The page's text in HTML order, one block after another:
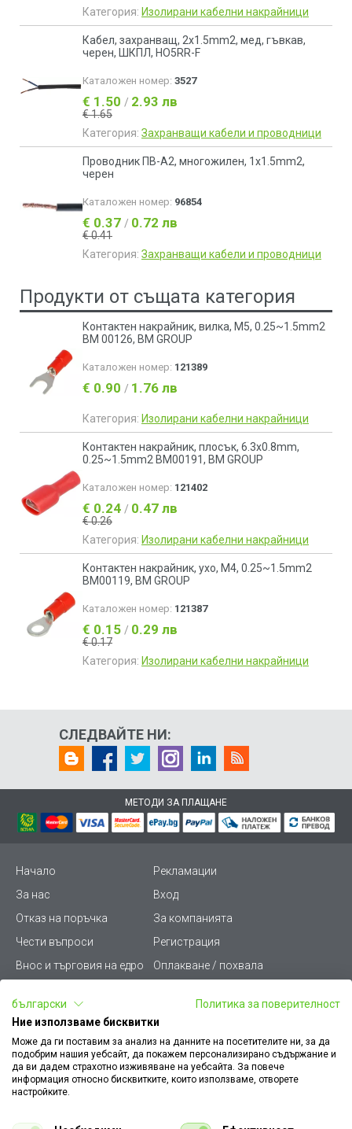
Категория: Изолирани кабелни накрайници
Кабел, захранващ, 2х1.5mm2, мед, гъвкав,
черен, ШКПЛ, HO5RR-F
Каталожен номер: 3527
€ 1.50 / 2.93 лв
€ 1.65
Категория: Захранващи кабели и проводници
Проводник ПВ-А2, многожилен, 1x1.5mm2,
черен
Каталожен номер: 96854
€ 0.37 / 0.72 лв
€ 0.41
Категория: Захранващи кабели и проводници
Продукти от същата категория
Контактен накрайник, вилка, M5, 0.25~1.5mm2
BM 00126, BM GROUP
Каталожен номер: 121389
€ 0.90 / 1.76 лв
Категория: Изолирани кабелни накрайници
Контактен накрайник, плосък, 6.3x0.8mm,
0.25~1.5mm2 BM00191, BM GROUP
Каталожен номер: 121402
€ 0.24 / 0.47 лв
€ 0.26
Категория: Изолирани кабелни накрайници
Контактен накрайник, ухо, M4, 0.25~1.5mm2
BM00119, BM GROUP
Каталожен номер: 121387
€ 0.15 / 0.29 лв
€ 0.17
Категория: Изолирани кабелни накрайници
СЛЕДВАЙТЕ НИ:
МЕТОДИ ЗА ПЛАЩАНЕ
Начало
Рекламации
За нас
Вход
Отказ на поръчка
За компанията
Чести въпроси
Регистрация
Внос и търговия на едро
Оплакване / похвала
Условия за ползване
Стани дистрибутор
Карта на сайта
Кариери
Как да намеря документ
към поръчка
Платформа за AРС
български
Политика за поверителност
Ние използваме бисквитки
Може да ги поставим за анализ на данните на посетителите ни, за да
подобрим нашия уебсайт, да покажем персонализирано съдържание и
да ви дадем страхотно изживяване на уебсайта. За повече
информация относно бисквитките, които използваме, отворете
настройките.